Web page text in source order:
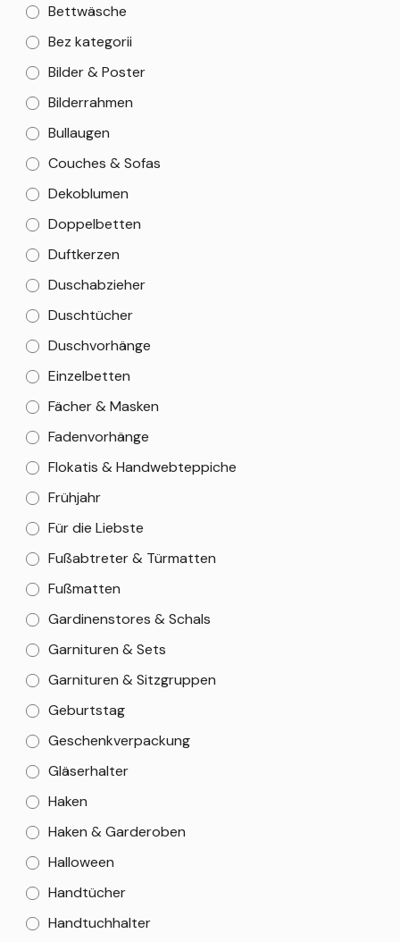
Bettwäsche
Bez kategorii
Bilder & Poster
Bilderrahmen
Bullaugen
Couches & Sofas
Dekoblumen
Doppelbetten
Duftkerzen
Duschabzieher
Duschtücher
Duschvorhänge
Einzelbetten
Fächer & Masken
Fadenvorhänge
Flokatis & Handwebteppiche
Frühjahr
Für die Liebste
Fußabtreter & Türmatten
Fußmatten
Gardinenstores & Schals
Garnituren & Sets
Garnituren & Sitzgruppen
Geburtstag
Geschenkverpackung
Gläserhalter
Haken
Haken & Garderoben
Halloween
Handtücher
Handtuchhalter